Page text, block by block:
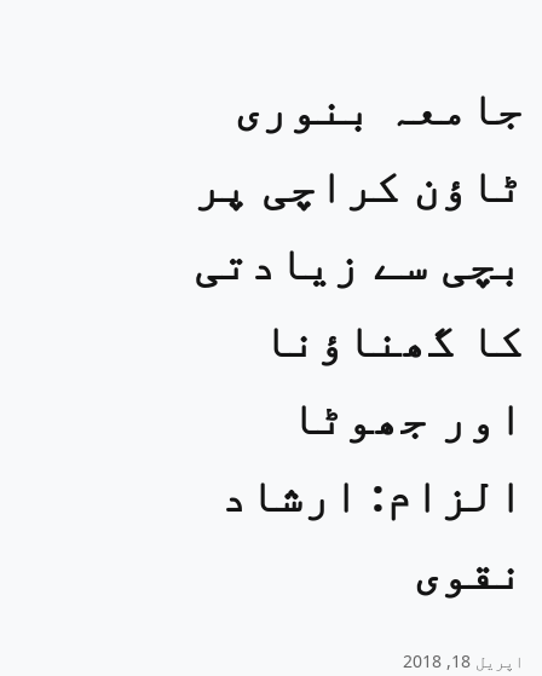
جامعہ بنوری
ٹاؤن کراچی پر
بچی سے زیادتی
کا گھناؤنا
اور جھوٹا
الزام: ارشاد
نقوی
اپریل 18, 2018